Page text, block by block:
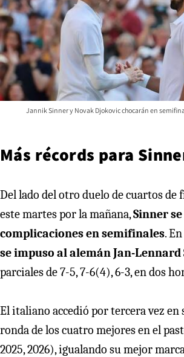
Jannik Sinner y Novak Djokovic chocarán en
Más récords para
Del lado del otro duelo de cuartos de
este martes por la mañana,Sinner
complicaciones en semifinales.
se impuso al alemán Jan-Lennard
parciales de 7-5, 7-6(4), 6-3, en dos
El italiano accedió por tercera vez en
ronda de los cuatro mejores en el
2025, 2026), igualando su mejor